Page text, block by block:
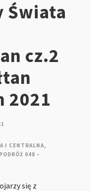
Świata
cz.2
2021
I CENTRALNA,
PODRÓŻ 048 –
się z